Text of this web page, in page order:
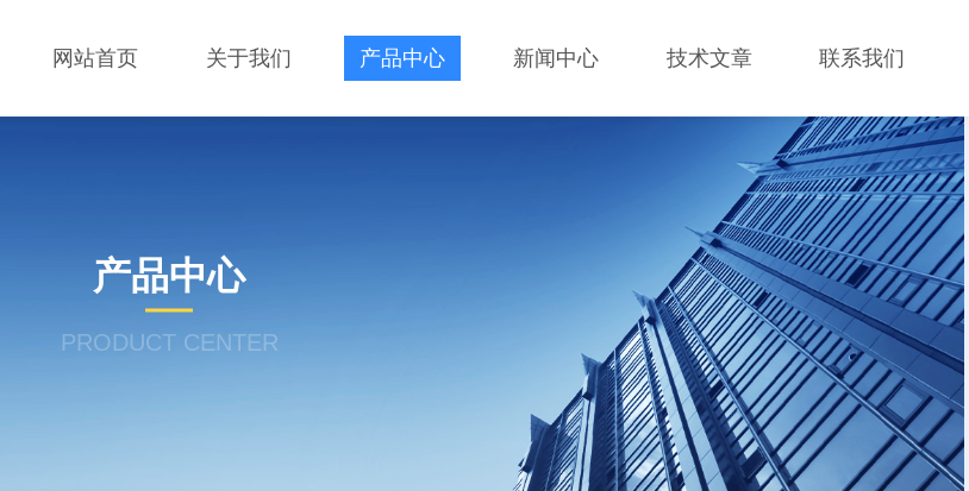
网站首页 关于我们 产品中心 新闻中心 技术文章 联系我们
产品中心
PRODUCT CENTER